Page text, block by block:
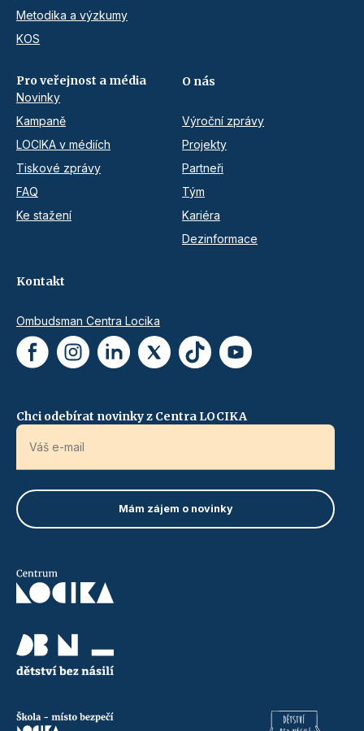
Metodika a výzkumy
KOS
Pro veřejnost a média
Novinky
Kampaně
LOCIKA v médiích
Tiskové zprávy
FAQ
Ke stažení
O nás
Výroční zprávy
Projekty
Partneři
Tým
Kariéra
Dezinformace
Kontakt
Ombudsman Centra Locika
Chci odebírat novinky z Centra LOCIKA